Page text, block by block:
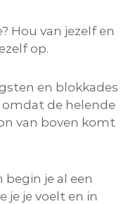
Hou van jezelf en
op.
en blokkades
de helende
van boven komt
je al een
je je voelt en in